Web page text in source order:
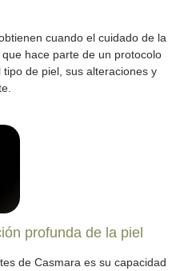
cuando el cuidado de la
hace parte de un protocolo
de piel, sus alteraciones y
profunda de la piel
de Casmara es su capacidad